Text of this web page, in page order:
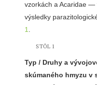
vzorkách a Acaridae —
výsledky
1.
STÔL 1
Typ / Druhy a
skúmaného hmyzu v